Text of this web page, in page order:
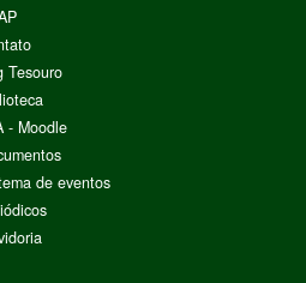
Tesouro
- Moodle
de eventos